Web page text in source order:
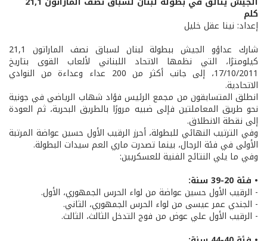
كلم
إعداد: نينا عقل خليل
شارك عداؤو الجيش ببطولة لبنان لسباق نصف الماراتون 21,1
كيلومترًا، التي نظمها الاتحاد اللبناني لألعاب القوى بتاريخ
17/10/2011، إلى جانب أكثر من 200 عداء وعداءة من النوادي
الاتحادية.
انطلق المتسابقون من مجمع الرئيس فؤاد شهاب الرياضي في جونية
نحو طريق المعاملتين فإلى ضبيه مرورًا بالطريق البحرية، ثم العودة
إلى نقطة الانطلاق.
وفي الترتيب النهائي للبطولة، أحرز الرقيب الأول حسين عواضة المرتبة
الأولى في فئة الرجال، بينما تصدرت ماري العم سيدات البطولة.
وفي ما يلي النتائج الفنية للعسكريين:
• فئة 20-39 سنة:
- الرقيب الأول حسين عواضة من لواء الحرس الجمهوري، الأول.
- الجندي عمر عيسى من لواء الحرس الجمهوري، الثاني.
- الرقيب الأول علي عوض من فوج التدخل الثالث، الثالث.